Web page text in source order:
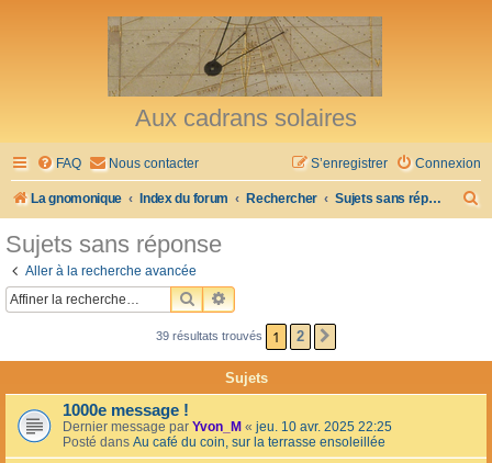
Aux cadrans solaires
FAQ Nous contacter Connexion
S’enregistrer
La gnomonique Index du forum Rechercher Sujets sans réponse
h
r
Sujets sans réponse
Aller à la recherche avancée
RECHERCHER
RECHERCHE AVANCÉE
39 résultats trouvés 1 2
Sujets
1000e message !
Dernier message par Yvon_M « jeu. 10 avr. 2025 22:25
Posté dans Au café du coin, sur la terrasse ensoleillée